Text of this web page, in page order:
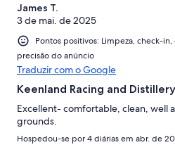
James T.
3 de mai. de 2025
Pontos positivos: Limpeza, check-
precisão do anúncio
Traduzir com o Google
Keenland Racing and
Excellent- comfortable, clean, well
grounds.
Hospedou-se por 4 diárias em abr. de